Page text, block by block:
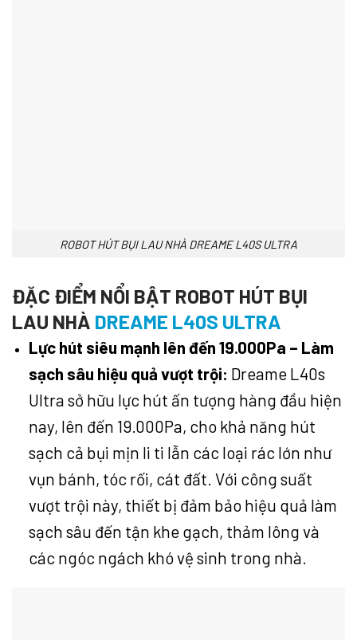
ROBOT HÚT BỤI LAU NHÀ DREAME L40S ULTRA
ĐẶC ĐIỂM NỔI BẬT ROBOT HÚT BỤI
LAU NHÀ DREAME L40S ULTRA
Lực hút siêu mạnh lên đến 19.000Pa – Làm
sạch sâu hiệu quả vượt trội: Dreame L40s
Ultra sở hữu lực hút ấn tượng hàng đầu hiện
nay, lên đến 19.000Pa, cho khả năng hút
sạch cả bụi mịn li ti lẫn các loại rác lớn như
vụn bánh, tóc rối, cát đất. Với công suất
vượt trội này, thiết bị đảm bảo hiệu quả làm
sạch sâu đến tận khe gạch, thảm lông và
các ngóc ngách khó vệ sinh trong nhà.